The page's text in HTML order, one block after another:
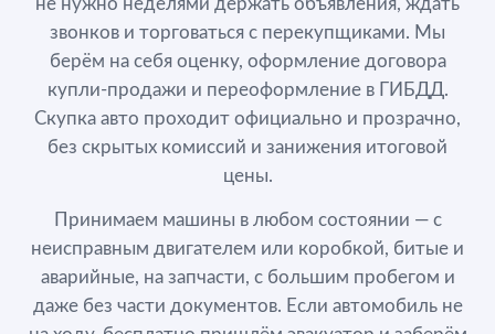
не нужно неделями держать объявления, ждать
звонков и торговаться с перекупщиками. Мы
берём на себя оценку, оформление договора
купли-продажи и переоформление в ГИБДД.
Скупка авто проходит официально и прозрачно,
без скрытых комиссий и занижения итоговой
цены.
Принимаем машины в любом состоянии — с
неисправным двигателем или коробкой, битые и
аварийные, на запчасти, с большим пробегом и
даже без части документов. Если автомобиль не